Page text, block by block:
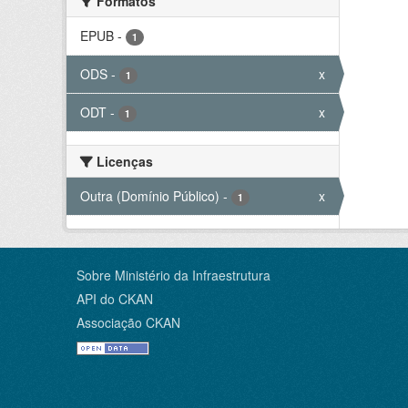
EPUB - 1
ODS - 1 x
ODT - 1 x
Licenças
Outra (Domínio Público) - 1 x
Sobre Ministério da Infraestrutura
API do CKAN
Associação CKAN